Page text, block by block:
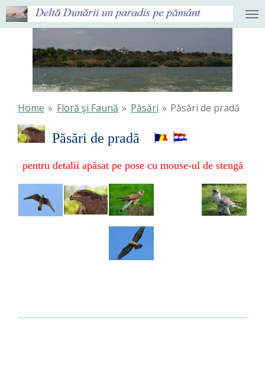
Ga
direct
hoofdinhoud
Home » Floră şi Faună » Păsări » Păsări de pradă
Păsări de pradă
pentru detalii apăsat pe pose cu mouse-ul de stengă